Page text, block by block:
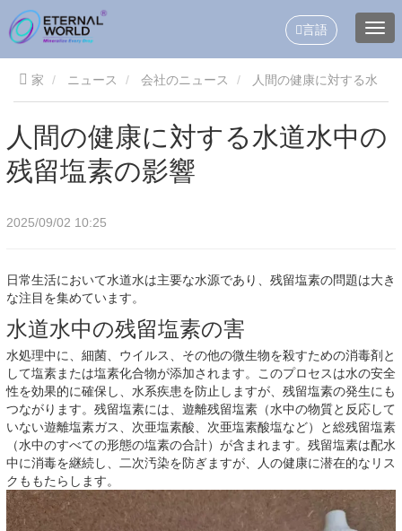
言語
家 ニュース 会社のニュース
道水中の残留塩素の影響
人間の健康に対する水道水中の
残留塩素の影響
2025/09/02 10:25
日常生活において水道水は主要な水源であり、残留塩素の問題は大き
な注目を集めています。
水道水中の残留塩素の害
水処理中に、細菌、ウイルス、その他の微生物を殺すための消毒剤と
して塩素または塩素化合物が添加されます。このプロセスは水の安全
性を効果的に確保し、水系疾患を防止しますが、残留塩素の発生にも
つながります。残留塩素には、遊離残留塩素（水中の物質と反応して
いない遊離塩素ガス、次亜塩素酸、次亜塩素酸塩など）と総残留塩素
（水中のすべての形態の塩素の合計）が含まれます。残留塩素は配水
中に消毒を継続し、二次汚染を防ぎますが、人の健康に潜在的なリス
クももたらします。